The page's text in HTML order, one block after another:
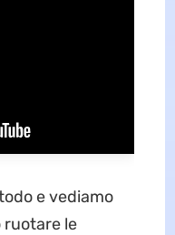
e vediamo
ruotare le